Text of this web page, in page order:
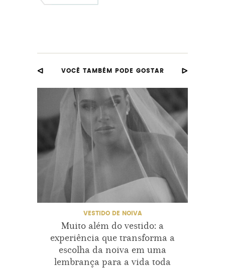
VOCÊ TAMBÉM PODE GOSTAR
VESTIDO DE NOIVA
Muito além do vestido: a
experiência que transforma a
escolha da noiva em uma
lembrança para a vida toda